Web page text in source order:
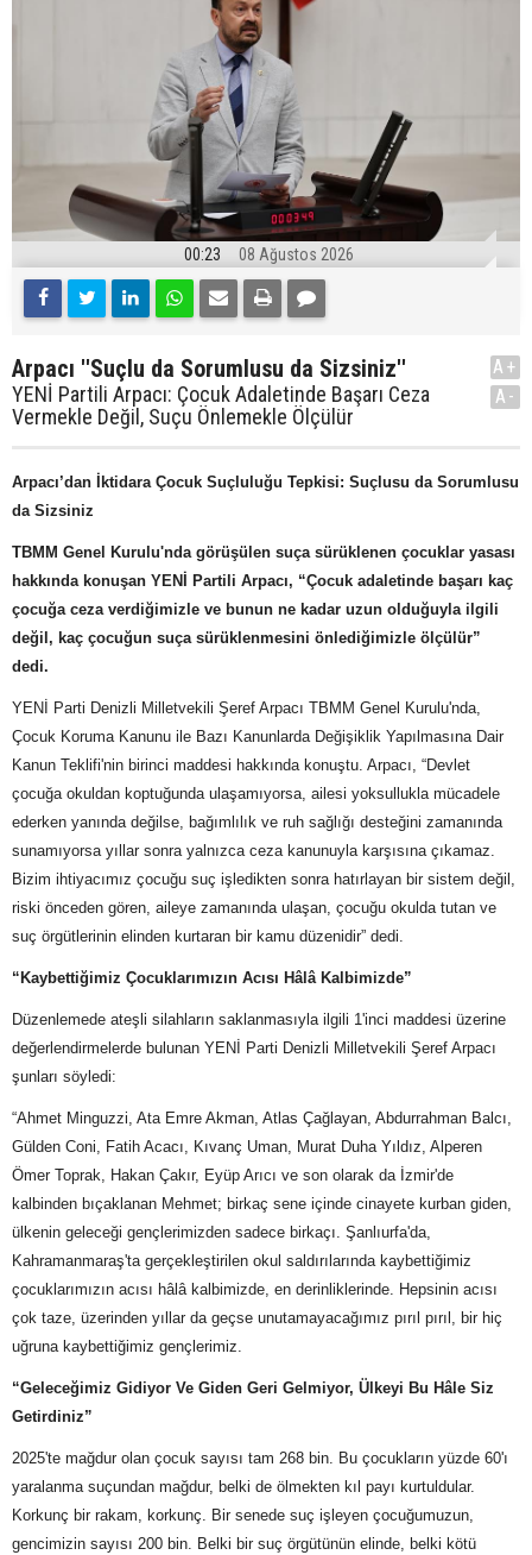
00:23 08 Ağustos 2026
Arpacı ''Suçlu da Sorumlusu da Sizsiniz''
YENİ Partili Arpacı: Çocuk Adaletinde Başarı Ceza
Vermekle Değil, Suçu Önlemekle Ölçülür
A+
A-
Arpacı’dan İktidara Çocuk Suçluluğu Tepkisi: Suçlusu da Sorumlusu
da Sizsiniz
TBMM Genel Kurulu'nda görüşülen suça sürüklenen çocuklar yasası
hakkında konuşan YENİ Partili Arpacı, “Çocuk adaletinde başarı kaç
çocuğa ceza verdiğimizle ve bunun ne kadar uzun olduğuyla ilgili
değil, kaç çocuğun suça sürüklenmesini önlediğimizle ölçülür”
dedi.
YENİ Parti Denizli Milletvekili Şeref Arpacı TBMM Genel Kurulu'nda,
Çocuk Koruma Kanunu ile Bazı Kanunlarda Değişiklik Yapılmasına Dair
Kanun Teklifi'nin birinci maddesi hakkında konuştu. Arpacı, “Devlet
çocuğa okuldan koptuğunda ulaşamıyorsa, ailesi yoksullukla mücadele
ederken yanında değilse, bağımlılık ve ruh sağlığı desteğini zamanında
sunamıyorsa yıllar sonra yalnızca ceza kanunuyla karşısına çıkamaz.
Bizim ihtiyacımız çocuğu suç işledikten sonra hatırlayan bir sistem değil,
riski önceden gören, aileye zamanında ulaşan, çocuğu okulda tutan ve
suç örgütlerinin elinden kurtaran bir kamu düzenidir” dedi.
“Kaybettiğimiz Çocuklarımızın Acısı Hâlâ Kalbimizde”
Düzenlemede ateşli silahların saklanmasıyla ilgili 1'inci maddesi üzerine
değerlendirmelerde bulunan YENİ Parti Denizli Milletvekili Şeref Arpacı
şunları söyledi:
“Ahmet Minguzzi, Ata Emre Akman, Atlas Çağlayan, Abdurrahman Balcı,
Gülden Coni, Fatih Acacı, Kıvanç Uman, Murat Duha Yıldız, Alperen
Ömer Toprak, Hakan Çakır, Eyüp Arıcı ve son olarak da İzmir'de
kalbinden bıçaklanan Mehmet; birkaç sene içinde cinayete kurban giden,
ülkenin geleceği gençlerimizden sadece birkaçı. Şanlıurfa'da,
Kahramanmaraş'ta gerçekleştirilen okul saldırılarında kaybettiğimiz
çocuklarımızın acısı hâlâ kalbimizde, en derinliklerinde. Hepsinin acısı
çok taze, üzerinden yıllar da geçse unutamayacağımız pırıl pırıl, bir hiç
uğruna kaybettiğimiz gençlerimiz.
“Geleceğimiz Gidiyor Ve Giden Geri Gelmiyor, Ülkeyi Bu Hâle Siz
Getirdiniz”
2025'te mağdur olan çocuk sayısı tam 268 bin. Bu çocukların yüzde 60'ı
yaralanma suçundan mağdur, belki de ölmekten kıl payı kurtuldular.
Korkunç bir rakam, korkunç. Bir senede suç işleyen çocuğumuzun,
gencimizin sayısı 200 bin. Belki bir suç örgütünün elinde, belki kötü